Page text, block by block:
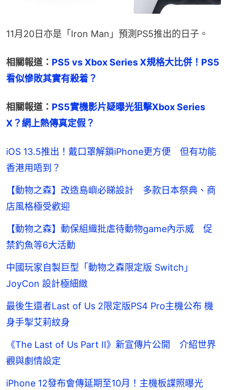
11月20日亦是「Iron Man」預測PS5推出的日子。
相關報道： PS5 vs Xbox Series X規格大比併！PS5
看似慘敗其實有殺着？
相關報道： PS5實機影片疑曝光狙擊Xbox Series
X？網上熱傳真定假？
iOS 13.5推出！戴口罩解鎖iPhone更方便 但有功能
香港用唔到？
【動物之森】改造島嶼必睇設計 多款日本祭典、商
店風格極受歡迎
【動物之森】動保組織批虐待動物game內示威 促
禁釣魚等6大活動
中國玩家自製巨型「動物之森限定版 Switch」
JoyCon 設計極細緻
最後生還者Last of Us 2限定版PS4 Pro主機公布 機
身手掣艾莉紋身
《The Last of Us Part II》新宣傳片公開 介紹世界
觀與劇情設定
iPhone 12發布會傳延期至10月！主機板諜照曝光